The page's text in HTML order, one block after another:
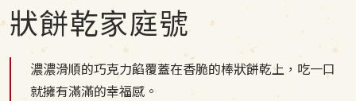
狀餅乾家庭號
濃濃滑順的巧克力餡覆蓋在香脆的棒狀餅乾上，吃一口
就擁有滿滿的幸福感。